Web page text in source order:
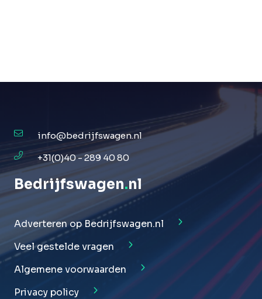
info@bedrijfswagen.nl
+31(0)40 - 289 40 80
Bedrijfswagen.nl
Adverteren op Bedrijfswagen.nl
Veel gestelde vragen
Algemene voorwaarden
Privacy policy